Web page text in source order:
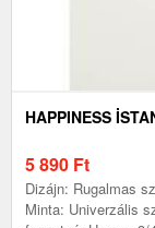
HAPPINESS
5 890 Ft
Dizájn: Rugalmas
Minta: Univerzális